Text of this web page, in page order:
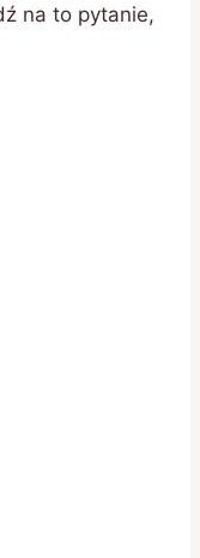
na to pytanie,